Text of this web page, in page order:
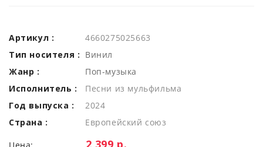
Артикул :
4660275025663
Тип носителя : Винил
Жанр :
Поп-музыка
Исполнитель :
Песни из мульфильма
Год выпуска :
2024
Страна :
Европейский союз
Цена: Цена:
2 399 р.